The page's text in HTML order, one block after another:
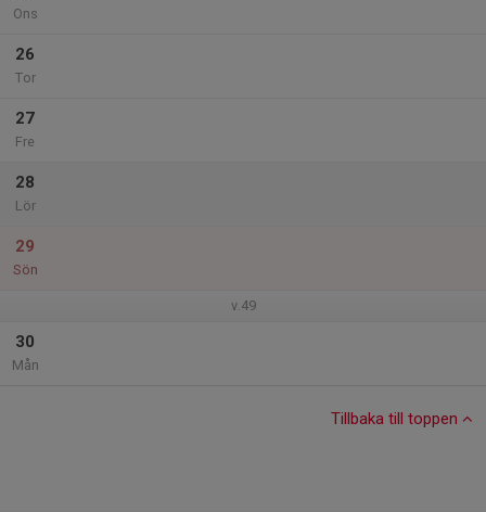
Ons
26
Tor
27
Fre
28
Lör
29
Sön
v.49
30
Mån
Tillbaka till toppen